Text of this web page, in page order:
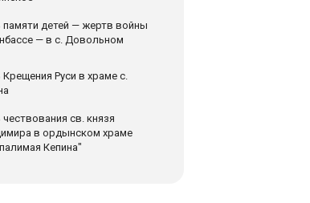
памяти детей — жертв войны
— в с. Довольном
Крещения Руси в храме с.
св. князя
в ордынском храме
Кепина"